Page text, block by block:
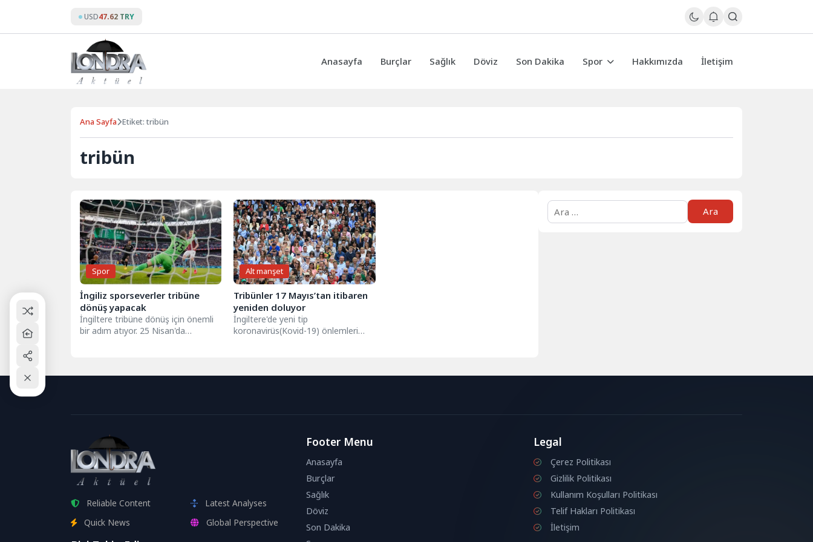
content
USD47.62 TRY
Anasayfa Burçlar Sağlık Döviz Son Dakika Spor Hakkımızda İletişim
Ana Sayfa Etiket: tribün
tribün
Spor
İngiliz sporseverler tribüne
dönüş yapacak
İngiltere tribüne dönüş için önemli
bir adım atıyor. 25 Nisan'da
Alt manşet
Tribünler 17 Mayıs’tan itibaren
yeniden doluyor
İngiltere'de yeni tip
koronavirüs(Kovid-19) önlemleri
Arama:
Reliable Content
Latest Analyses
Quick News
Global Perspective
Footer Menu
Anasayfa
Burçlar
Sağlık
Döviz
Son Dakika
Legal
Çerez Politikası
Gizlilik Politikası
Kullanım Koşulları Politikası
Telif Hakları Politikası
İletişim